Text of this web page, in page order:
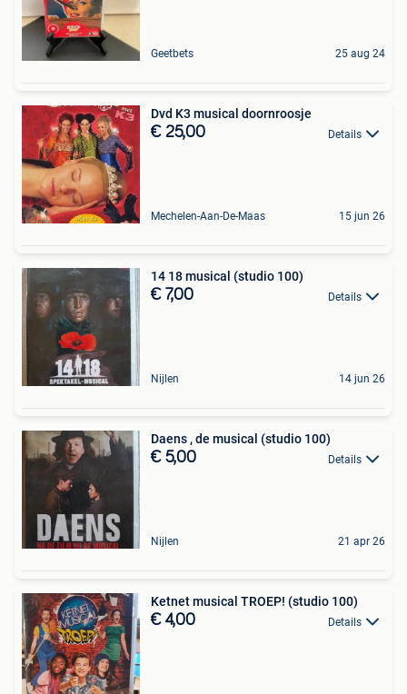
Geetbets 25 aug 24
Dvd K3 musical doornroosje
€ 25,00 Details
Mechelen-Aan-De-Maas 15 jun 26
14 18 musical (studio 100)
€ 7,00 Details
Nijlen 14 jun 26
Daens , de musical (studio 100)
€ 5,00 Details
Nijlen 21 apr 26
Ketnet musical TROEP! (studio 100)
€ 4,00 Details